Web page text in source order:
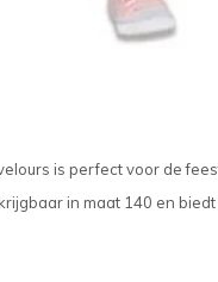
is perfect voor de
in maat 140 en